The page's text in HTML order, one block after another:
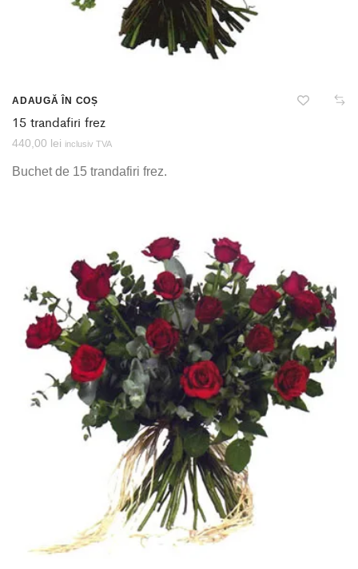
ADAUGĂ ÎN COȘ
15 trandafiri frez
440,00 lei inclusiv TVA
Buchet de 15 trandafiri frez.